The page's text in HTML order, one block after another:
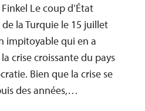
Le coup d’État
la Turquie le 15 juillet
impitoyable qui en a
crise croissante du pays
Bien que la crise se
des années,…